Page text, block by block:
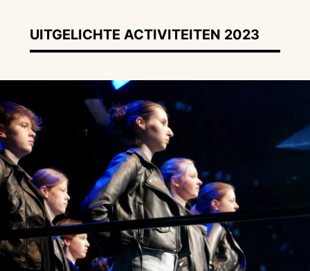
UITGELICHTE ACTIVITEITEN 2023